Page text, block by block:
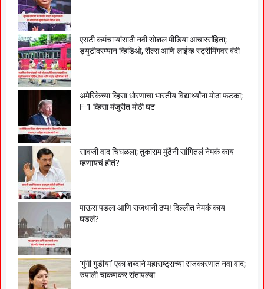
एसटी कर्मचाऱ्यांसाठी नवी सोशल मीडिया आचारसंहिता;
ड्युटीदरम्यान व्हिडिओ, रील्स आणि लाईव्ह स्ट्रीमिंगवर बंदी
अमेरिकेच्या व्हिसा धोरणाचा भारतीय विद्यार्थ्यांना मोठा फटका;
F-1 व्हिसा मंजुरीत मोठी घट
सावजी वाद चिघळला; तुकाराम मुंढेंनी सांगितलं नेमकं काय
म्हणायचं होतं?
पाऊस पडला आणि राजधानी ठप्प! दिल्लीत नेमकं काय
घडलं?
‘गुंगी गुडीया’ एका शब्दाने महाराष्ट्राच्या राजकारणात नवा वाद;
रुपाली चाकणकर संतापल्या